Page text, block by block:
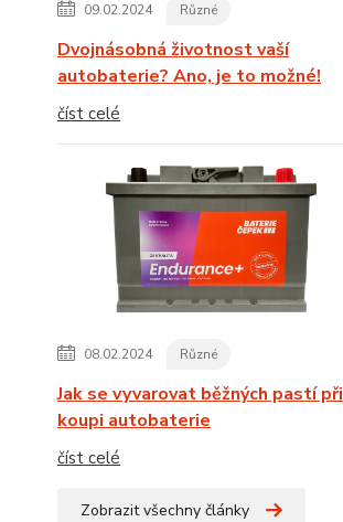
09.02.2024 Různé
Dvojnásobná životnost vaší
autobaterie? Ano, je to možné!
číst celé
08.02.2024 Různé
Jak se vyvarovat běžných pastí při
koupi autobaterie
číst celé
Zobrazit všechny články